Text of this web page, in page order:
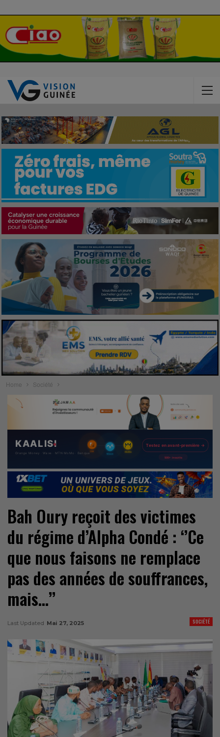
Home Société
Bah Oury reçoit des victimes
du régime d’Alpha Condé : ‘’Ce
que nous faisons ne remplace
pas des années de souffrances,
mais…’’
SOCIÉTÉ
Last Updated Mai 27, 2025